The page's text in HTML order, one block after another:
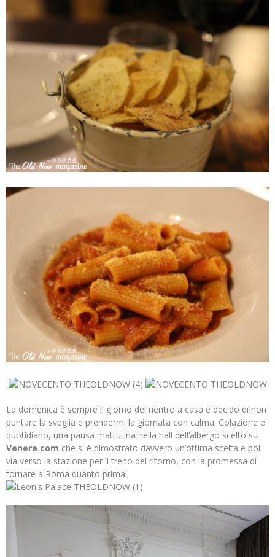
La domenica è sempre il giorno del rientro a casa e decido di non
puntare la sveglia e prendermi la giornata con calma. Colazione e
quotidiano, una pausa mattutina nella hall dell’albergo scelto su
Venere.com che si è dimostrato davvero un’ottima scelta e poi
via verso la stazione per il treno del ritorno, con la promessa di
tornare a Roma quanto prima!